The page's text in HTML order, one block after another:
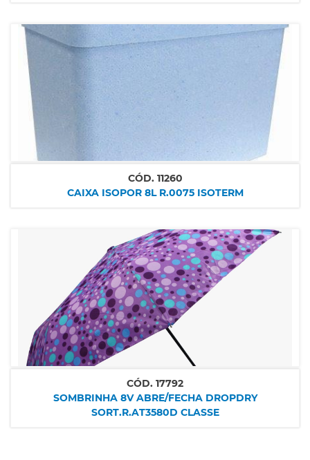
CÓD. 11260
CAIXA ISOPOR 8L R.0075 ISOTERM
CÓD. 17792
SOMBRINHA 8V ABRE/FECHA DROPDRY
SORT.R.AT3580D CLASSE